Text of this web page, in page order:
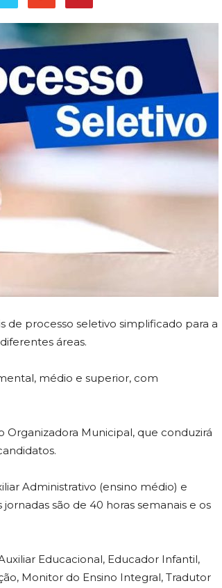
processo seletivo simplificado para a
áreas.
médio e superior, com
Organizadora Municipal, que conduzirá
Administrativo (ensino médio) e
são de 40 horas semanais e os
Educacional, Educador Infantil,
Monitor do Ensino Integral, Tradutor